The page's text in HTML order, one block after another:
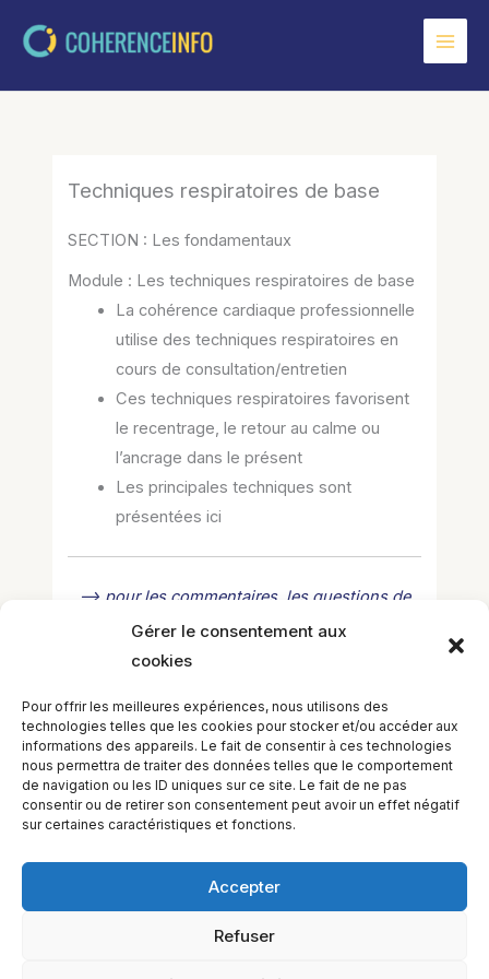
Gérer le consentement aux
cookies
Pour offrir les meilleures expériences, nous utilisons des
technologies telles que les cookies pour stocker et/ou accéder aux
informations des appareils. Le fait de consentir à ces technologies
nous permettra de traiter des données telles que le comportement
de navigation ou les ID uniques sur ce site. Le fait de ne pas
consentir ou de retirer son consentement peut avoir un effet négatif
sur certaines caractéristiques et fonctions.
Accepter
Refuser
Techniques respiratoires de base
SECTION : Les fondamentaux
Module : Les techniques respiratoires de base
La cohérence cardiaque professionnelle
utilise des techniques respiratoires en
cours de consultation/entretien
Ces techniques respiratoires favorisent
le recentrage, le retour au calme ou
l’ancrage dans le présent
Les principales techniques sont
présentées ici
–> pour les commentaires, les questions de
cours et les réponses, rendez-vous à la
MÉDIATHÈQUE <--
gestion du cours, demander au secrétariat <--
←Leçon précédent